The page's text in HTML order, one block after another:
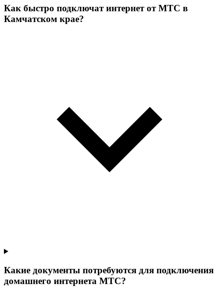
Как быстро подключат интернет от МТС в
Камчатском крае?
Какие документы потребуются для подключения
домашнего интернета МТС?